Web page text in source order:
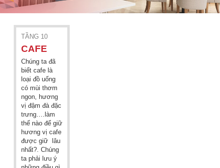
TẦNG 10
CAFE
Chúng ta đã
biết cafe là
loại đồ uống
có mùi thơm
ngon, hương
vị đậm đà đặc
trưng….làm
thế nào để giữ
hương vị cafe
được giữ lâu
nhất?. Chúng
ta phải lưu ý